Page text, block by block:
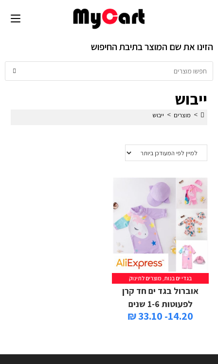
הזינו את שם המוצר בתיבת החיפוש
ייבוש
> מוצרים > ייבוש
בגדי ים בנות, מוצרים לתינוק
אוברול בגד ים חד קרן
לפעוטות 1-6 שנים
14.20- 33.10 ₪